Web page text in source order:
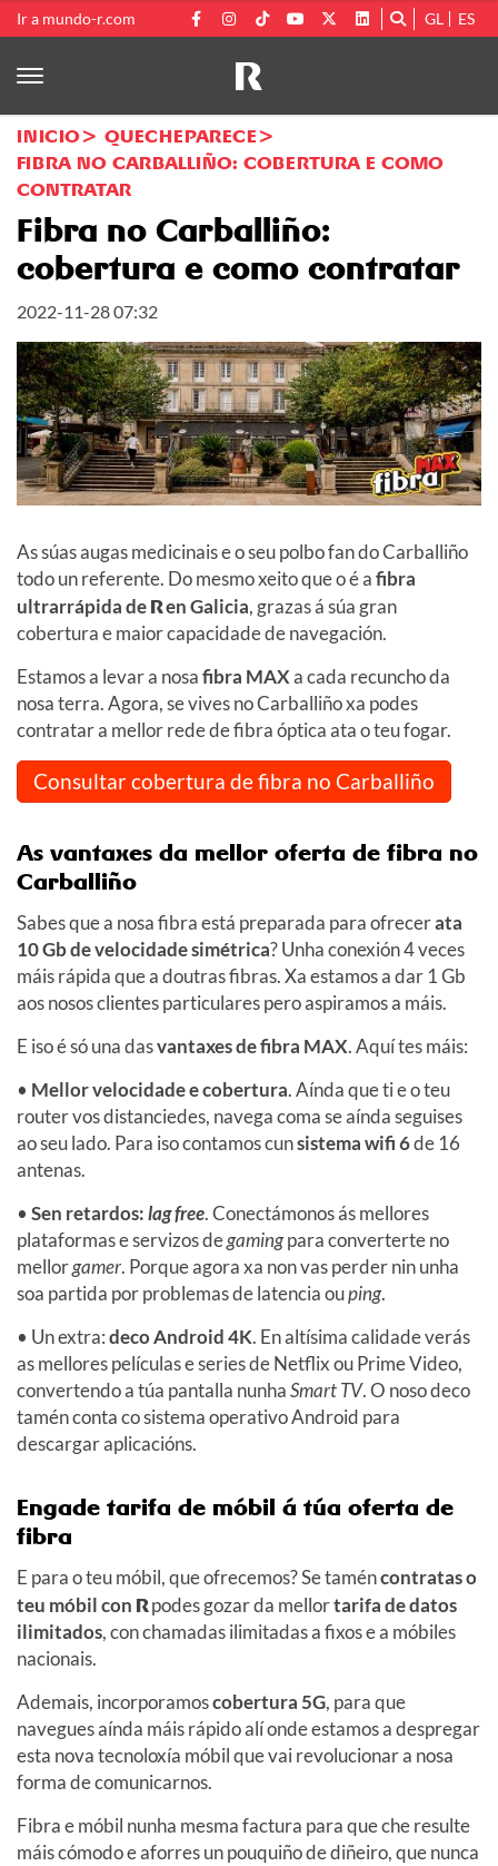
Ir a mundo-r.com GL ES
INICIO
QUECHEPARECE
FIBRA NO CARBALLIÑO: COBERTURA E COMO
CONTRATAR
Fibra no Carballiño:
cobertura e como contratar
2022-11-28 07:32
As súas augas medicinais e o seu polbo fan do Carballiño
todo un referente. Do mesmo xeito que o é afibra
ultrarrápida deRen Galicia, grazas á súa gran
cobertura e maior capacidade de navegación.
Estamos a levar a nosafibra MAXa cada recuncho da
nosa terra. Agora, se vives no Carballiño xa podes
contratar a mellor rede de fibra óptica ata o teu fogar.
Consultar cobertura de fibra no Carballiño
As vantaxes da mellor oferta de fibra no
Carballiño
Sabes que a nosa fibra está preparada para ofrecerata
10 Gb de velocidade simétrica? Unha conexión 4 veces
máis rápida que a doutras fibras. Xa estamos a dar 1 Gb
aos nosos clientes particulares pero aspiramos a máis.
E iso é só una dasvantaxes de fibra MAX. Aquí tes máis:
• Mellor velocidade e cobertura. Aínda que ti e o teu
router vos distanciedes, navega coma se aínda seguises
ao seu lado. Para iso contamos cunsistema wifi 6de 16
antenas.
• Sen retardos:lag free. Conectámonos ás mellores
plataformas e servizos degamingpara converterte no
mellorgamer. Porque agora xa non vas perder nin unha
soa partida por problemas de latencia ouping.
• Un extra:deco Android 4K. En altísima calidade verás
as mellores películas e series de Netflix ou Prime Video,
convertendo a túa pantalla nunhaSmart TV. O noso deco
tamén conta co sistema operativo Android para
descargar aplicacións.
Engade tarifa de móbil á túa oferta de
fibra
E para o teu móbil, que ofrecemos? Se taméncontratas o
teu móbil con Rpodes gozar da mellortarifa de datos
ilimitados, con chamadas ilimitadas a fixos e a móbiles
nacionais.
Ademais, incorporamoscobertura 5G, para que
navegues aínda máis rápido alí onde estamos a despregar
esta nova tecnoloxía móbil que vai revolucionar a nosa
forma de comunicarnos.
Fibra e móbil nunha mesma factura para que che resulte
máis cómodo e aforres un pouquiño de diñeiro, que nunca